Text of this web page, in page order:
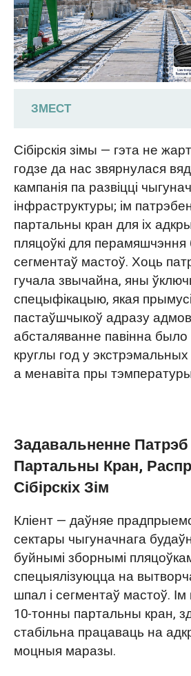
ЗМЕСТ
Задавальненне патрэб
партальны кран,
сібірскіх зім
Спецыяльна выраблена
тэмпературы -40°C:
інжынерныя паляпшэнні
1. Прадухіленне халоднага
структурных расколін пры -
2. Прадухіленне
і кароткага замыкання ад
моцным марозе
індывідуальнага пакрыцця
4. Бяспечная
забеспячэнне бяспечнай
Зялёны партальны кран
дастаўлены ў Сібір
Сібірскія зімы — гэта не
годзе да нас звярнулася
кампанія па развіцці
інфраструктуры; ім
партальны кран для іх
пляцоўкі для
сегментаў мастоў. Хоць
гучала звычайна, яны
спецыфікацыю, якая
пастаўшчыкоў адразу
абсталяванне павінна
круглы год у
а менавіта пры
Задавальненне Патрэб
Партальны Кран,
Сібірскіх Зім
Кліент — даўняе
сектары чыгуначнага
буйнымі зборнымі
спецыялізуюцца на
шпал і сегментаў мастоў.
10-тонны партальны кран,
стабільна працаваць на
моцныя маразы.